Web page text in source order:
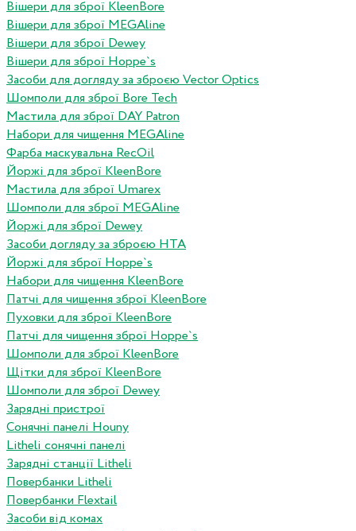
Вішери для зброї KleenBore
Вішери для зброї MEGAline
Вішери для зброї Dewey
Вішери для зброї Hoppe`s
Засоби для догляду за зброєю Vector Optics
Шомполи для зброї Bore Tech
Мастила для зброї DAY Patron
Набори для чищення MEGAline
Фарба маскувальна RecOil
Йоржі для зброї KleenBore
Мастила для зброї Umarex
Шомполи для зброї MEGAline
Йоржі для зброї Dewey
Засоби догляду за зброєю HTA
Йоржі для зброї Hoppe`s
Набори для чищення KleenBore
Патчі для чищення зброї KleenBore
Пуховки для зброї KleenBore
Патчі для чищення зброї Hoppe`s
Шомполи для зброї KleenBore
Щітки для зброї KleenBore
Шомполи для зброї Dewey
Зарядні пристрої
Сонячні панелі Houny
Litheli сонячні панелі
Зарядні станції Litheli
Повербанки Litheli
Повербанки Flextail
Засоби від комах